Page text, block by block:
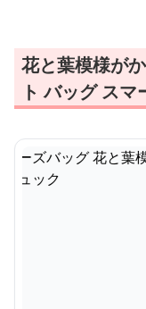
花と葉模様が
ト バッグ ス